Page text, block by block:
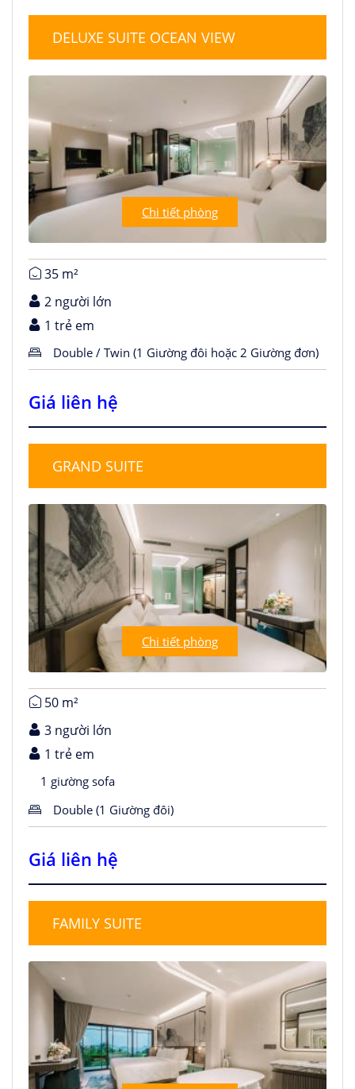
DELUXE SUITE OCEAN VIEW
Chi tiết phòng
35 m²
2 người lớn
1 trẻ em
Double / Twin (1 Giường đôi hoặc 2 Giường đơn)
Giá liên hệ
GRAND SUITE
Chi tiết phòng
50 m²
3 người lớn
1 trẻ em
1 giường sofa
Double (1 Giường đôi)
Giá liên hệ
FAMILY SUITE